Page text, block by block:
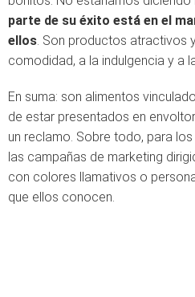
parte de su éxito está en el
ellos. Son productos atractivos
comodidad, a la indulgencia y a
En suma: son alimentos
de estar presentados en
un reclamo. Sobre todo, para
las campañas de marketing
con colores llamativos o
que ellos conocen.